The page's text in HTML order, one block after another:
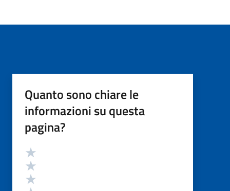
Quanto sono chiare le
informazioni su questa
pagina?
Valutazione